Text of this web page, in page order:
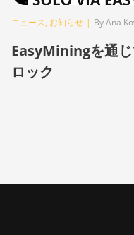
BITMAIN
S21 XP+ Hyd
(500Th)
(430Th)
ニュース, お知らせ | By Ana
EasyMiningを通
ロック